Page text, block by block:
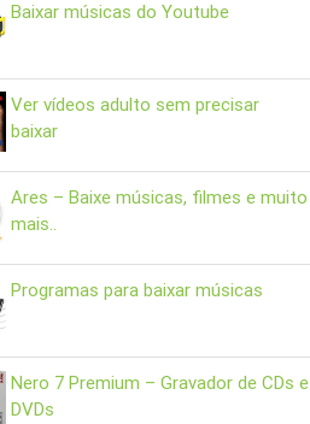
Baixar músicas do Youtube
Ver vídeos adulto sem precisar
baixar
Ares – Baixe músicas, filmes e muito
mais..
Programas para baixar músicas
Nero 7 Premium – Gravador de CDs e
DVDs